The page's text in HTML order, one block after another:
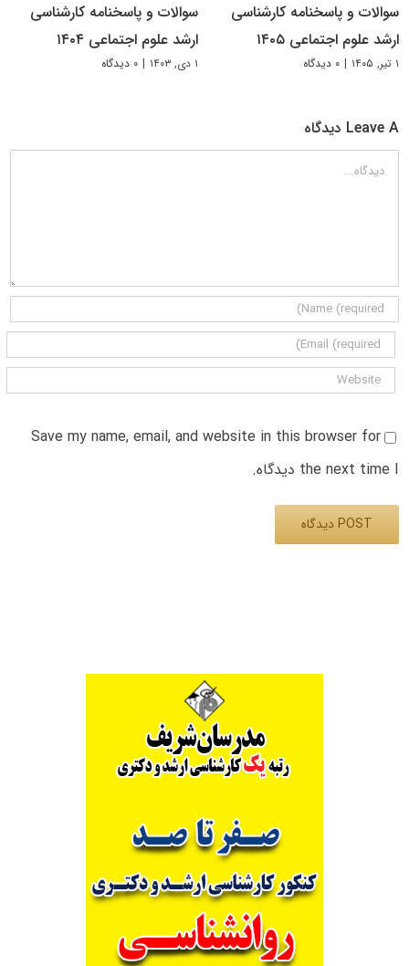
سوالات و پاسخنامه کارشناسی
ارشد علوم اجتماعی ۱۴۰۵
۱ تیر, ۱۴۰۵ | ۰ دیدگاه
سوالات و پاسخنامه کارشناسی
ارشد علوم اجتماعی ۱۴۰۴
۱ دی, ۱۴۰۳ | ۰ دیدگاه
Leave A دیدگاه
دیدگاه
Save my name, email, and website in this browser for
the next time I دیدگاه.